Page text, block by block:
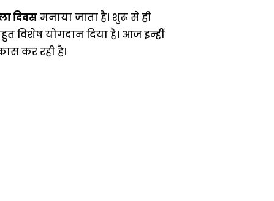
दिवसमनाया जाता है। शुरू से ही
योगदान दिया है। आज इन्हीं
कर रही है।